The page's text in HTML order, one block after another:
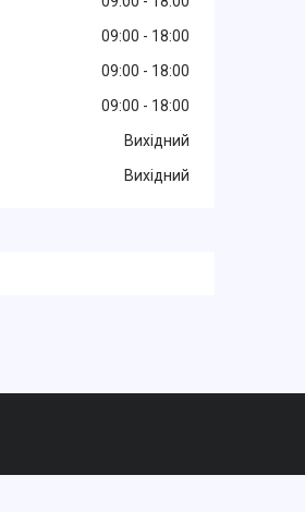
09:00
18:00
09:00
18:00
09:00
18:00
Вихідний
Вихідний